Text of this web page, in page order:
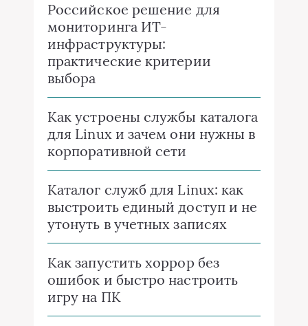
Российское решение для
мониторинга ИТ-
инфраструктуры:
практические критерии
выбора
Как устроены службы каталога
для Linux и зачем они нужны в
корпоративной сети
Каталог служб для Linux: как
выстроить единый доступ и не
утонуть в учетных записях
Как запустить хоррор без
ошибок и быстро настроить
игру на ПК